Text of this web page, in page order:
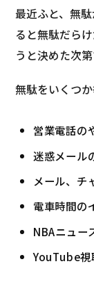
最近ふと、無
ると無駄だら
うと決めた次第
無駄をいくつか
営業電話の
迷惑メール
メール、チ
電車時間の
NBAニュー
YouTube視